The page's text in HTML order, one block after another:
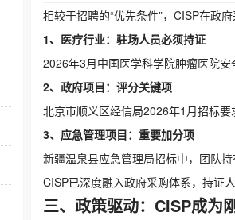
相较于招聘的“优先条件”，CISP在政
1、医疗行业：驻场人员必须持证
2026年3月中国医学科学院肿瘤医院安
2、政府项目：评分关键项
北京市顺义区经信局2026年1月招标要
3、应急管理项目：重要加分项
新疆温泉县应急管理局招标中，团队
CISP已深度融入政府采购体系，持证
三、政策驱动：CISP成为